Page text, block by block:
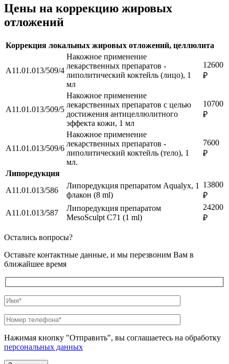
Цены на коррекцию жировых
отложений
Коррекция локальных жировых отложений, целлюлита
А11.01.013/509/4
Накожное применение
лекарственных препаратов -
липолитический коктейль (лицо), 1
мл
12600
₽
А11.01.013/509/5
Накожное применение
лекарственных препаратов с целью
достижения антицеллюлитного
эффекта кожи, 1 мл
10700
₽
А11.01.013/509/6
Накожное применение
лекарственных препаратов -
липолитический коктейль (тело), 1
мл.
7600
₽
Липоредукция
A11.01.013/586
Липоредукция препаратом Aqualyx, 1
флакон (8 ml)
13800
₽
A11.01.013/587
Липоредукция препаратом
MesoSculpt C71 (1 ml)
24200
₽
Остались вопросы?
Оставьте контактные данные, и мы перезвоним Вам в
ближайшее время
Нажимая кнопку "Отправить", вы соглашаетесь на обработку
персональных данных